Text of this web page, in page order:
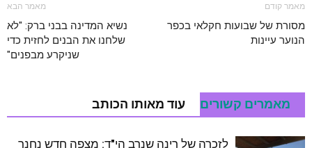
מאמר קודם
מסורת של שבועות חקלאי בכפר
הנוער עיינות
מאמר הבא
נשיא המדינה בבני ברק: "לא
שלחנו את הבנים לחזית כדי
שניקרע מבפנים"
מאמרים קשורים עוד מאותו הכותב
לזכרה של רינה שנרב הי"ד: מצפה חדש נחנך